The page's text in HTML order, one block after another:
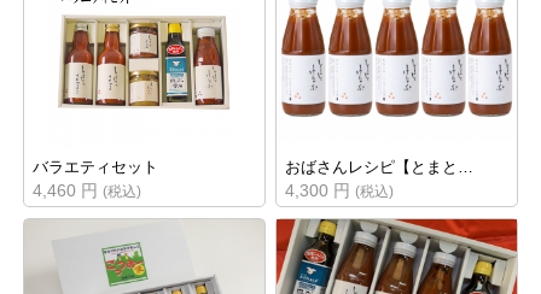
バラエティセット
4,460 円(税込)
おばさんレシピ【とまと…
4,300 円(税込)